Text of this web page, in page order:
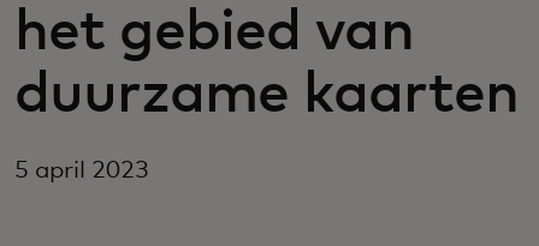
Nieuws en trends
het gebied van
duurzame kaarten
5 april 2023